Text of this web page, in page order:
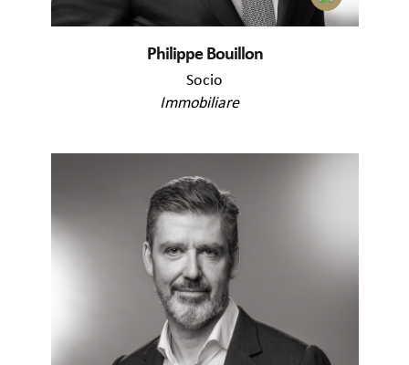
Philippe Bouillon
Socio
Immobiliare